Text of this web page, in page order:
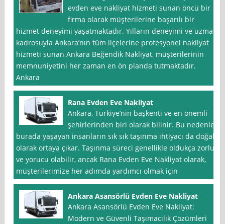
evden eve nakliyat hizmeti sunan öncü bir
firma olarak müşterilerine başarılı bir
hizmet deneyimi yaşatmaktadır. Yılların deneyimi ve uzman
kadrosuyla Ankara’nın tüm ilçelerine profesyonel nakliyat
hizmeti sunan Ankara Beğendik Nakliyat, müşterilerinin
memnuniyetini her zaman en ön planda tutmaktadır.
Ankara
Rana Evden Eve Nakliyat
Ankara, Türkiye’nin başkenti ve en önemli
şehirlerinden biri olarak bilinir. Bu nedenle,
burada yaşayan insanların sık sık taşınma ihtiyacı da doğal
olarak ortaya çıkar. Taşınma süreci genellikle oldukça zorlu
ve yorucu olabilir, ancak Rana Evden Eve Nakliyat olarak,
müşterilerimize her adımda yardımcı olmak için
Ankara Asansörlü Evden Eve Nakliyat
Ankara Asansörlü Evden Eve Nakliyat:
Modern ve Güvenli Taşımacılık Çözümleri